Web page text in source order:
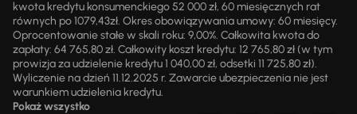
kwota kredytu konsumenckiego 52 000 zł, 60 miesięcznych rat
równych po 1079,43zł. Okres obowiązywania umowy: 60 miesięcy.
Oprocentowanie stałe w skali roku: 9,00%. Całkowita kwota do
zapłaty: 64 765,80 zł. Całkowity koszt kredytu: 12 765,80 zł (w tym
prowizja za udzielenie kredytu 1 040,00 zł, odsetki 11 725,80 zł).
Wyliczenie na dzień 11.12.2025 r. Zawarcie ubezpieczenia nie jest
warunkiem udzielenia kredytu.
Pokaż wszystko